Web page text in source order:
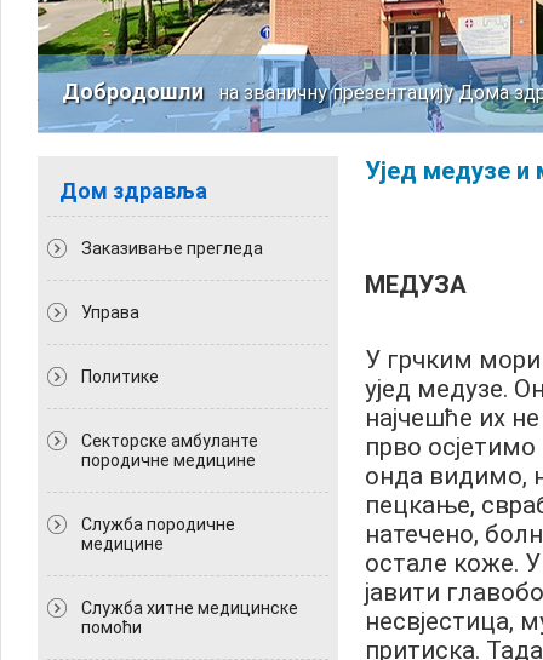
Добродошлина званичну презентацију Дома
Дом здравља
Заказивање прегледа
Управа
Политикe
Секторске амбуланте
породичне медицине
Служба породичне
медицине
Служба хитне медицинске
помоћи
Ујед медузе и
МЕДУЗА
У грчким
ујед медузе.
најчешће их
прво
онда видимо,
пецкање,
натечено,
остале коже.
јавити
несвјестица,
притиска.